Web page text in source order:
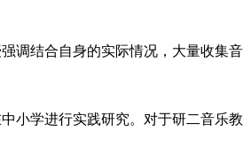
调结合自身的实际情况，大量收集音
小学进行实践研究。对于研二音乐教